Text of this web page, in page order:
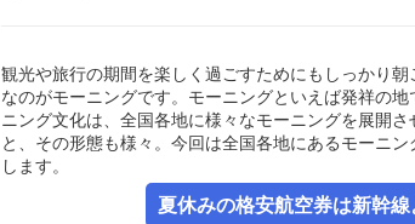
観光や旅行の期間を楽しく過ごすためにもしっかり
なのがモーニングです。モーニングといえば発祥の
ニング文化は、全国各地に様々なモーニングを展開
と、その形態も様々。今回は全国各地にあるモーニ
します。
夏休みの格安航空券は新幹